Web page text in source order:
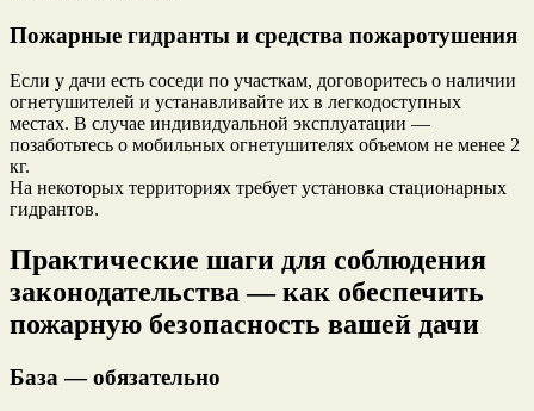
Пожарные гидранты и средства пожаротушения
Если у дачи есть соседи по участкам, договоритесь о наличии
огнетушителей и устанавливайте их в легкодоступных
местах. В случае индивидуальной эксплуатации —
позаботьтесь о мобильных огнетушителях объемом не менее 2
кг.
На некоторых территориях требует установка стационарных
гидрантов.
Практические шаги для соблюдения
законодательства — как обеспечить
пожарную безопасность вашей дачи
База — обязательно